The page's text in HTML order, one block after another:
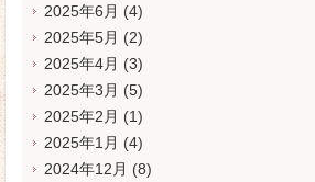
2025年6月 (4)
2025年5月 (2)
2025年4月 (3)
2025年3月 (5)
2025年2月 (1)
2025年1月 (4)
2024年12月 (8)